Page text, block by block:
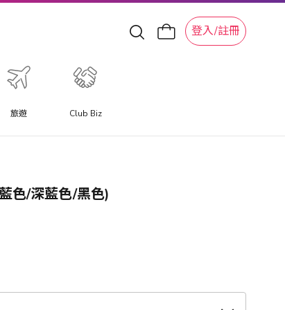
登入/註冊
旅遊 Club Biz
色/深藍色/黑色)